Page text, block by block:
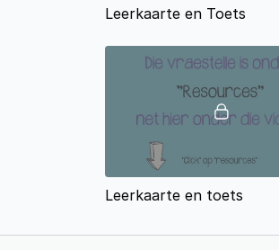
Leerkaarte en Toets
Leerkaarte en toets